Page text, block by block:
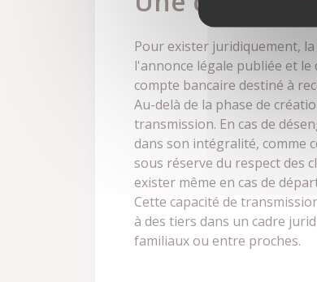
Pour exister juridiquement,
l'annonce légale publiée et
compte bancaire destiné à
Au-delà de la phase de
transmission. En cas de
dans son intégralité, comme
sous réserve du respect des
exister même en cas de
Cette capacité de
à des tiers dans un cadre
familiaux ou entre proches.